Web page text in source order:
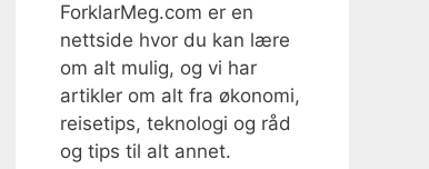
ForklarMeg.com er en
nettside hvor du kan lære
om alt mulig, og vi har
artikler om alt fra økonomi,
reisetips, teknologi og råd
og tips til alt annet.